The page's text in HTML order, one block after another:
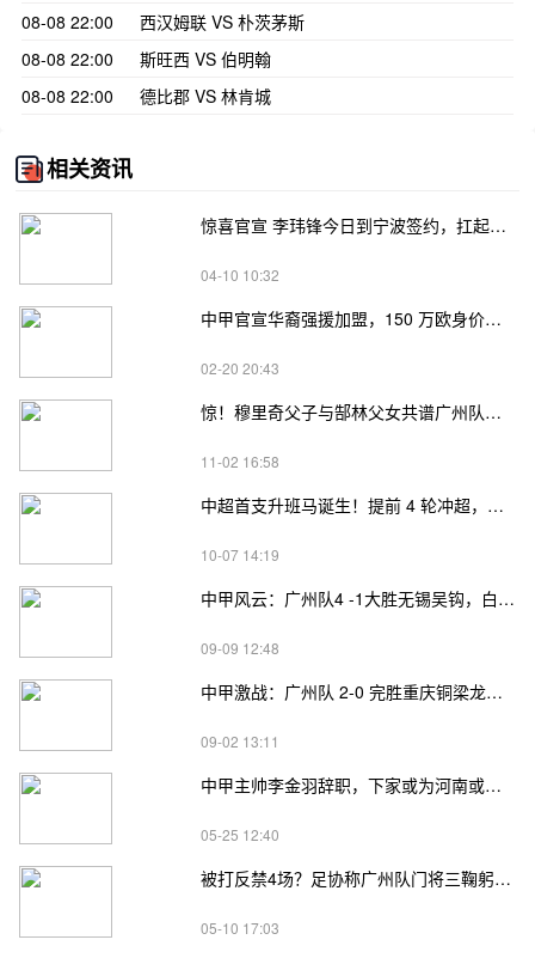
08-08 22:00
西汉姆联 VS 朴茨茅斯
08-08 22:00
斯旺西 VS 伯明翰
08-08 22:00
德比郡 VS 林肯城
相关资讯
惊喜官宣 李玮锋今日到宁波签约，扛起中甲宁波队主教练大旗
04-10 10:32
中甲官宣华裔强援加盟，150 万欧身价，国足归化有望添助力
02-20 20:43
惊！穆里奇父子与郜林父女共谱广州队佳话：传承与热爱
11-02 16:58
中超首支升班马诞生！提前 4 轮冲超，三年三级跳终结云南21年等待
10-07 14:19
中甲风云：广州队4 -1大胜无锡吴钩，白余涛贝尼亚罗萨双星闪耀
09-09 12:48
中甲激战：广州队 2-0 完胜重庆铜梁龙，阿卜杜瓦哈普传射建功助球队升至第三
09-02 13:11
中甲主帅李金羽辞职，下家或为河南或青岛，妻子回应引关注
05-25 12:40
被打反禁4场？足协称广州队门将三鞠躬挑衅，罚款4万
05-10 17:03